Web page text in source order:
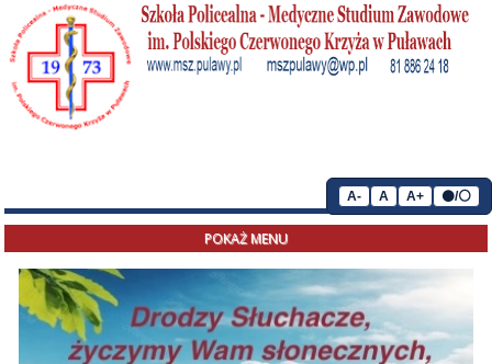
POKAŻ MENU
A- A A+ ⚫/⚪